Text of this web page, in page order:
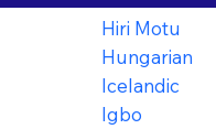
Hiri Motu
Hungarian
Icelandic
Igbo